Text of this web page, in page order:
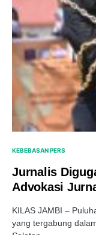
KEBEBASAN PERS
Jurnalis
Advokasi
KILAS JAMBI –
yang tergabung